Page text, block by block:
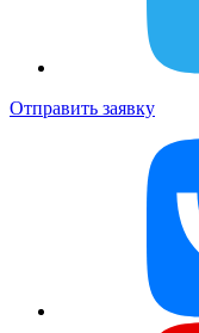
Отправить заявку